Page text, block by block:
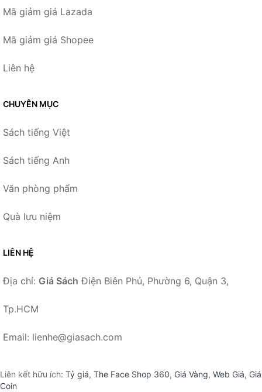
Mã giảm giá Lazada
Mã giảm giá Shopee
Liên hệ
CHUYÊN MỤC
Sách tiếng Việt
Sách tiếng Anh
Văn phòng phẩm
Quà lưu niệm
LIÊN HỆ
Địa chỉ: Giá Sách Điện Biên Phủ, Phường 6, Quận 3,
Tp.HCM
Email: lienhe@giasach.com
Liên kết hữu ích: Tỷ giá, The Face Shop 360, Giá Vàng, Web Giá, Giá
Coin